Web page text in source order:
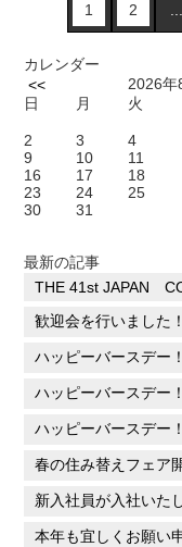
1 2 ...
カレンダー
<<
2026年
日
月 火
2
3 4
9
10 11
16
17 18
23
24 25
30
31
最新の記事
THE 41st JAPAN
歓迎会を行いました！
ハッピーバースデー！
ハッピーバースデー！
ハッピーバースデー！
春の住み替えフェア
新入社員が入社いた
本年も宜しくお願い